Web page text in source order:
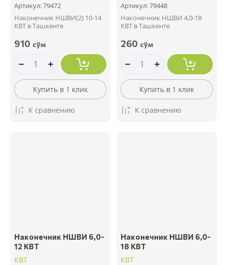
Артикул:79472
Наконечник НШВИ(2) 10-14
КВТ в Ташкенте
910 сўм
Купить в 1 клик
К сравнению
Артикул:79448
Наконечник НШВИ 4,0-18
КВТ в Ташкенте
260 сўм
Купить в 1 клик
К сравнению
Наконечник НШВИ 6,0-
12 КВТ
КВТ
Наконечник НШВИ 6,0-
18 КВТ
КВТ